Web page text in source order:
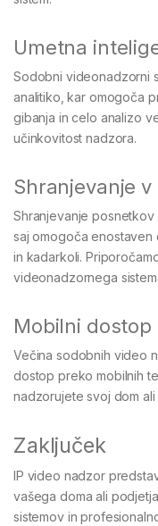
Umetna
Sodobni videonadzorni
analitiko, kar omogoča
gibanja in celo analizo
učinkovitost nadzora.
Shranjevanje v
Shranjevanje
saj omogoča
in kadarkoli.
videonadzornega
Mobilni dostop
Večina sodobnih video
dostop preko mobilnih
nadzorujete svoj dom
Zaključek
IP video nadzor
vašega doma ali
sistemov in